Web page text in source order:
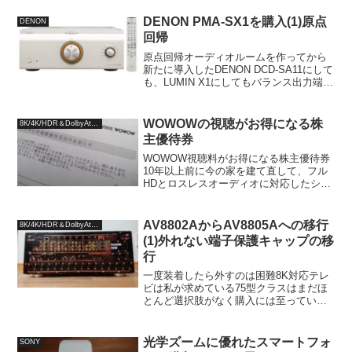
ジニアリングのブースです。デモ中で結
構な人が入って...
DENON
DENON PMA-SX1を購入(1)原点
回帰
原点回帰オーディオルームを作ってから
新たに導入したDENON DCD-SA11にして
も、LUMIN X1にしてもバランス出力端子
子を使いたいと常々思っていましたが、
バラ...
WOWOWの視聴がお得になる株
主優待券
WOWOW視聴料がお得になる株主優待券
10年以上前に今の家を建て直して、フル
HDとロスレスオーディオに対応したシア
ブラリを作りました。当時のWOWOWの
画質は放送とし...
AV8802AからAV8805Aへの移行
(1)外れない端子保護キャップの移
行
一度装着したら外すのは困難8K対応テレ
ビは私が求めている75型クラスはまだほ
とんど選択肢がなく購入には至っていま
Marantz AV8805Aを自宅試聴した末に購
SONY
光学ズームに優れたスマートフォ